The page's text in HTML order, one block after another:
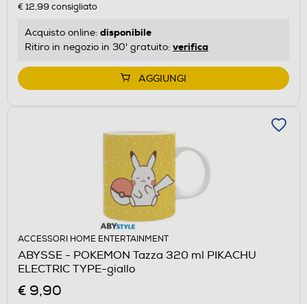
€ 12,99 consigliato
Acquisto online: disponibile
Ritiro in negozio in 30' gratuito: verifica
AGGIUNGI
ACCESSORI HOME ENTERTAINMENT
ABYSSE - POKEMON Tazza 320 ml PIKACHU
ELECTRIC TYPE-giallo
€ 9,90